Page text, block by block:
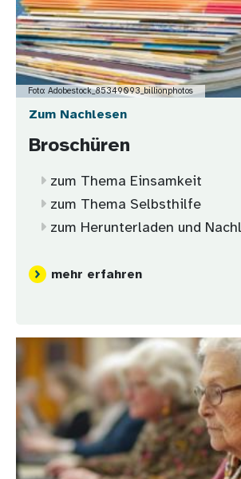
Foto: Adobestock_85349093_billionphotos
Zum Nachlesen
Broschüren
zum Thema Einsamkeit
zum Thema Selbsthilfe
zum Herunterladen und
mehr erfahren
Bild